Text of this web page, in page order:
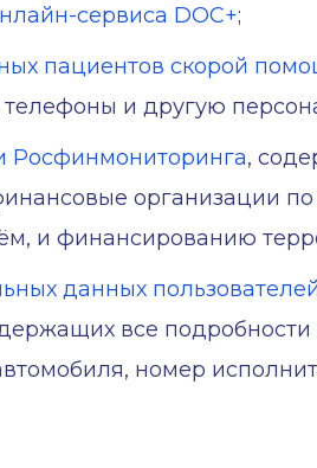
сервиса DOC+;
пациентов скорой
телефоны и другую
Росфинмониторинга,
организации
и финансированию
данных
все
номер